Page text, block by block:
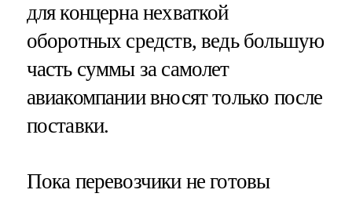
для концерна нехваткой
оборотных средств, ведь большую
часть суммы за самолет
авиакомпании вносят только после
поставки.
Пока перевозчики не готовы